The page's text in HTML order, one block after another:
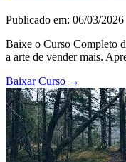
Publicado em: 06/03/2026
Baixe o Curso Completo
a arte de vender mais.
Baixar Curso →